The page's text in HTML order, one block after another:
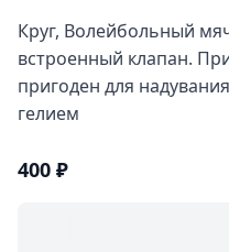
Круг, Волейбольный
встроенный клапан.
пригоден для
гелием
400 ₽